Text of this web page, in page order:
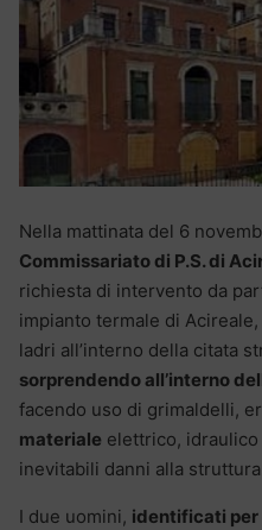
Nella mattinata del 6
Commissariato di P.S. di
richiesta di intervento da
impianto termale di
ladri all’interno della citata
sorprendendo all’interno
facendo uso di grimaldelli,
materiale elettrico,
inevitabili danni alla
I due uomini, identificati per